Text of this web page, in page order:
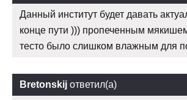
Данный институт будет давать
конце пути ))) пропеченным
тесто было слишком влажным для
Bretonskij ответил(а)